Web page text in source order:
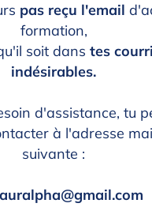
pas reçu l'email
formation,
soit dans tes
indésirables.
d'assistance, tu
à l'adresse
suivante :